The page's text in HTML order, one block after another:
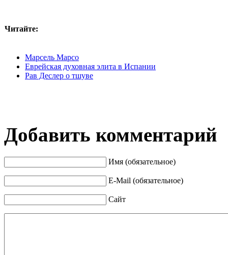
Читайте:
Марсель Марсо
Еврейская духовная элита в Испании
Рав Деслер о тшуве
Добавить комментарий
Имя (обязательное)
E-Mail (обязательное)
Сайт